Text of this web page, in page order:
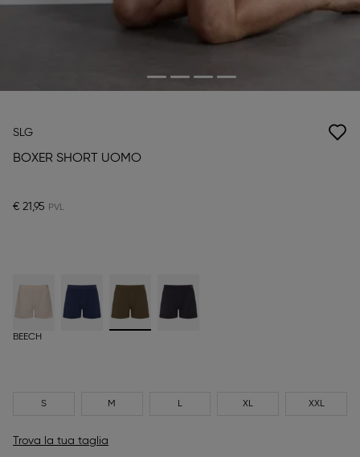
SLG
BOXER SHORT UOMO
€ 21,95
BEECH
S M L XL XXL
Trova la tua taglia